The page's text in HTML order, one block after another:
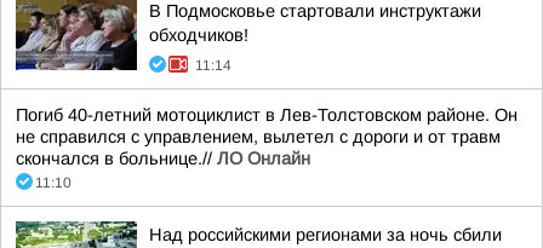
В Подмосковье стартовали инструктажи
обходчиков!
11:14
Погиб 40-летний мотоциклист в Лев-Толстовском районе. Он
не справился с управлением, вылетел с дороги и от травм
скончался в больнице.// ЛО Онлайн
11:10
Над российскими регионами за ночь сбили